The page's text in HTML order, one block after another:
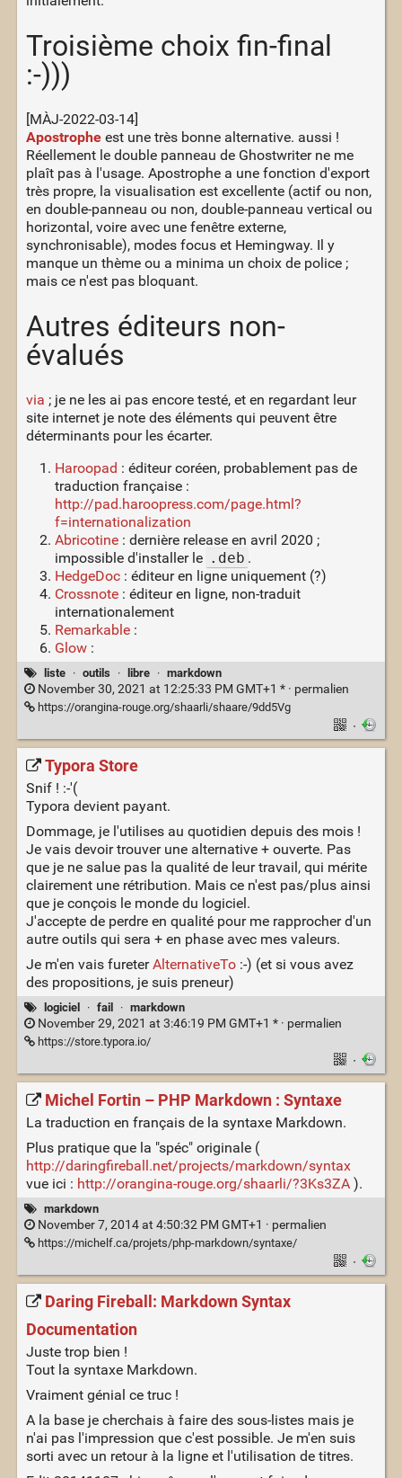
Troisième choix fin-final
:-)))
[MÀJ-2022-03-14]
Apostropheest une très bonne alternative. aussi !
Réellement le double panneau de Ghostwriter ne me
plaît pas à l'usage. Apostrophe a une fonction d'export
très propre, la visualisation est excellente (actif ou non,
en double-panneau ou non, double-panneau vertical ou
horizontal, voire avec une fenêtre externe,
synchronisable), modes focus et Hemingway. Il y
manque un thème ou a minima un choix de police ;
mais ce n'est pas bloquant.
Autres éditeurs non-
évalués
via ; je ne les ai pas encore testé, et en regardant leur
site internet je note des éléments qui peuvent être
déterminants pour les écarter.
Haroopad : éditeur coréen, probablement pas de
traduction française :
http://pad.haroopress.com/page.html?
f=internationalization
Abricotine: dernière release en avril 2020 ;
impossible d'installer le .deb .
HedgeDoc: éditeur en ligne uniquement (?)
Crossnote: éditeur en ligne, non-traduit
internationalement
Remarkable:
Glow:
liste · outils · libre · markdown
November 30, 2021 at 12:25:33 PM GMT+1 * · permalien
https://orangina-rouge.org/shaarli/shaare/9dd5Vg
·
Typora Store
Snif ! :-'(
Typora devient payant.
Dommage, je l'utilises au quotidien depuis des mois !
Je vais devoir trouver une alternative + ouverte. Pas
que je ne salue pas la qualité de leur travail, qui mérite
clairement une rétribution. Mais ce n'est pas/plus ainsi
que je conçois le monde du logiciel.
J'accepte de perdre en qualité pour me rapprocher d'un
autre outils qui sera + en phase avec mes valeurs.
Je m'en vais fureterAlternativeTo:-) (et si vous avez
des propositions, je suis preneur)
logiciel · fail · markdown
November 29, 2021 at 3:46:19 PM GMT+1 * · permalien
https://store.typora.io/
·
Michel Fortin – PHP Markdown : Syntaxe
La traduction en français de la syntaxe Markdown.
Plus pratique que la "spéc" originale (
http://daringfireball.net/projects/markdown/syntax
vue ici : http://orangina-rouge.org/shaarli/?3Ks3ZA).
markdown
November 7, 2014 at 4:50:32 PM GMT+1 · permalien
https://michelf.ca/projets/php-markdown/syntaxe/
·
Daring Fireball: Markdown Syntax
Documentation
Juste trop bien !
Tout la syntaxe Markdown.
Vraiment génial ce truc !
A la base je cherchais à faire des sous-listes mais je
n'ai pas l'impression que c'est possible. Je m'en suis
sorti avec un retour à la ligne et l'utilisation de titres.